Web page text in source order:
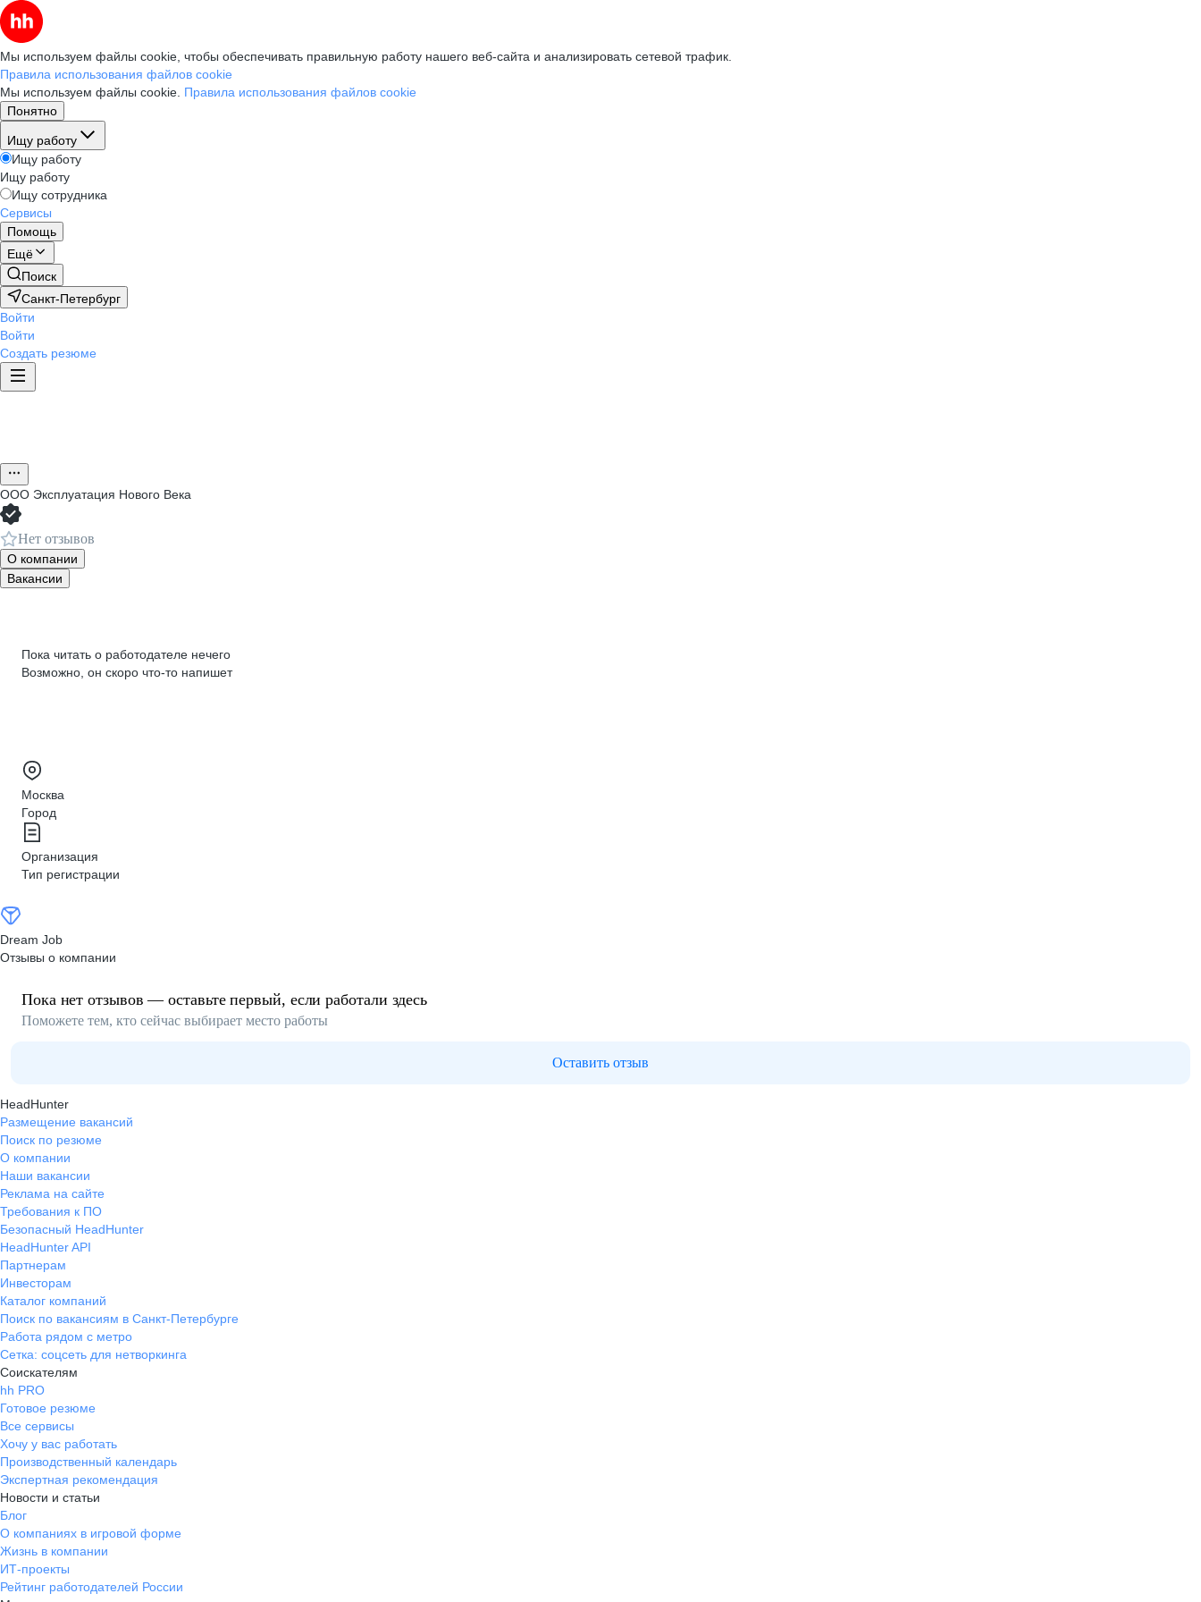
Мы используем файлы cookie, чтобы обеспечивать правильную работу нашего веб-сайта и анализировать сетевой трафик.
Правила использования файлов cookie
Мы используем файлы cookie. Правила использования файлов cookie
Понятно
Ищу работу
Ищу работу
Ищу работу
Ищу сотрудника
Сервисы
Помощь
Ещё
Поиск
Санкт-Петербург
Войти
Войти
Создать резюме
ООО Эксплуатация Нового Века
Нет отзывов
О компании
Вакансии
Пока читать о работодателе нечего
Возможно, он скоро что‑то напишет
Москва
Город
Организация
Тип регистрации
Dream Job
Отзывы о компании
Пока нет отзывов — оставьте первый, если работали здесь
Поможете тем, кто сейчас выбирает место работы
Оставить отзыв
HeadHunter
Размещение вакансий
Поиск по резюме
О компании
Наши вакансии
Реклама на сайте
Требования к ПО
Безопасный HeadHunter
HeadHunter API
Партнерам
Инвесторам
Каталог компаний
Поиск по вакансиям в Санкт-Петербурге
Работа рядом с метро
Сетка: соцсеть для нетворкинга
Соискателям
hh PRO
Готовое резюме
Все сервисы
Хочу у вас работать
Производственный календарь
Экспертная рекомендация
Новости и статьи
Блог
О компаниях в игровой форме
Жизнь в компании
ИТ-проекты
Рейтинг работодателей России